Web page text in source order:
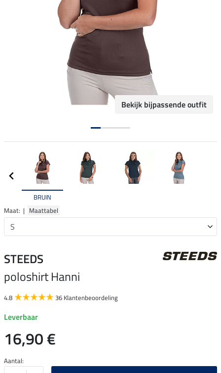
Bekijk bijpassende outfit
BRUIN
Maat: | Maattabel
STEEDS
poloshirt Hanni
4.8 36 Klantenbeoordeling
Leverbaar
16,90 €
Aantal: